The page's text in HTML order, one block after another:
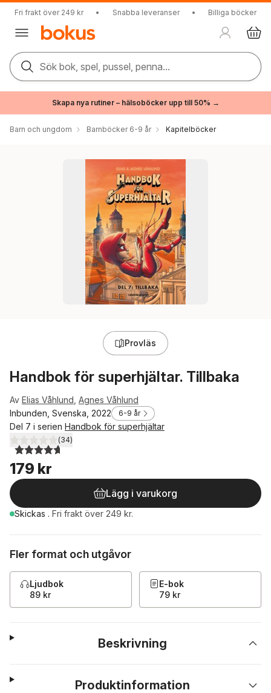
Fri frakt över 249 kr • Snabba leveranser • Billiga böcker
Sök bok, spel, pussel, penna...
Skapa nya rutiner – hälsoböcker upp till 50% →
Barn och ungdom Barnböcker 6-9 år Kapitelböcker
Provläs
Handbok för superhjältar. Tillbaka
Av Elias Våhlund Agnes Våhlund
Inbunden, Svenska, 2022
6-9 år
Del 7 i serien Handbok för superhjältar
4,7utav 5 stjärnor. Totalt antal röster:
(34)
179 kr
Lägg i varukorg
Skickas . Fri frakt över 249 kr.
Fler format och utgåvor
Ljudbok
89 kr
E-bok
79 kr
Beskrivning
Produktinformation